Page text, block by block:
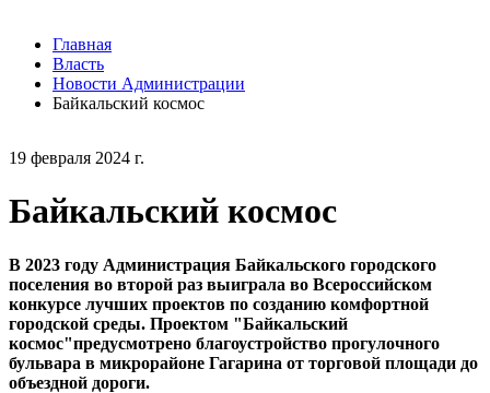
19 февраля 2024 г.
Байкальский космос
В 2023 году Администрация Байкальского городского
поселения во второй раз выиграла во Всероссийском
конкурсе лучших проектов по созданию комфортной
городской среды. Проектом "Байкальский
космос"предусмотрено благоустройство прогулочного
бульвара в микрорайоне Гагарина от торговой площади до
объездной дороги.
Главная
Власть
Новости Администрации
Байкальский космос